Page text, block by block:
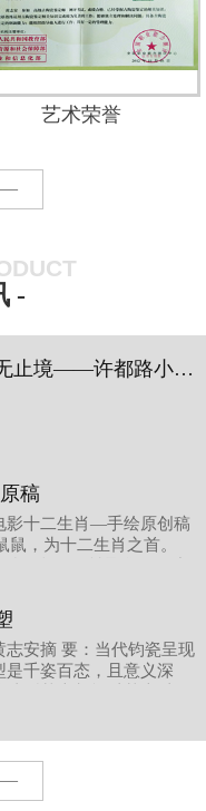
艺术荣誉
—
-
学海无涯，艺无止境——许都路小学三四中队蓝花小队陶瓷艺术学习之旅
稿
影十二生肖—手绘原创稿
鼠，为十二生肖之首。
然，犄牛形象特征突
冲天。表现了‚牛‛朴
奉献的精神内涵。寅虎在
史中，虎，威风凛
志安摘 要：当代钧瓷呈现
是千姿百态，且意义深
着西方雕塑的进入，对现
可估量的影响，在
—